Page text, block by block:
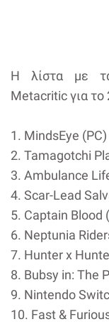
Η λίστα με τα
Metacritic για το
1. MindsEye
2. Tamagotchi
3. Ambulance
4. Scar-Lead
5. Captain Blood
6. Neptunia
7. Hunter x
8. Bubsy in: The
9. Nintendo
10. Fast &